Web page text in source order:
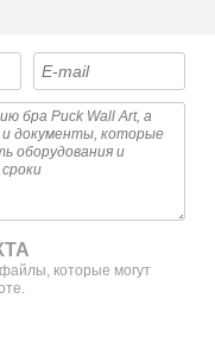
которые могут